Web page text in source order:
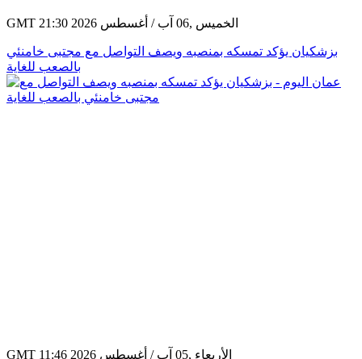
GMT 21:30 2026 الخميس ,06 آب / أغسطس
بزشكيان يؤكد تمسكه بمنصبه ويصف التواصل مع مجتبى خامنئي
بالصعب للغاية